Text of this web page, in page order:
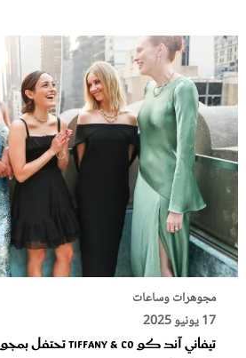
مجوهرات وساعات
17 يونيو 2025